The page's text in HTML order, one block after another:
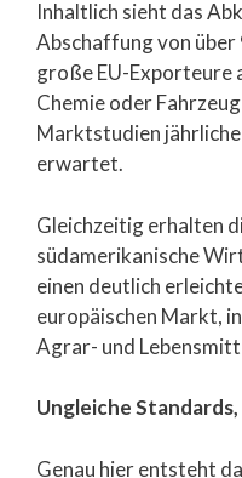
Inhaltlich sieht das
Abschaffung von
große EU-Exporteure
Chemie oder
Marktstudien
erwartet.
Gleichzeitig erhalten
südamerikanische
einen deutlich
europäischen Markt,
Agrar- und
Ungleiche
Genau hier entsteht